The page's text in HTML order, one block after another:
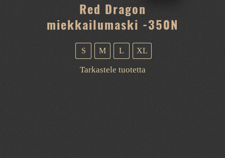
Red Dragon
miekkailumaski -350N
S M L XL
Tarkastele tuotettaTällä